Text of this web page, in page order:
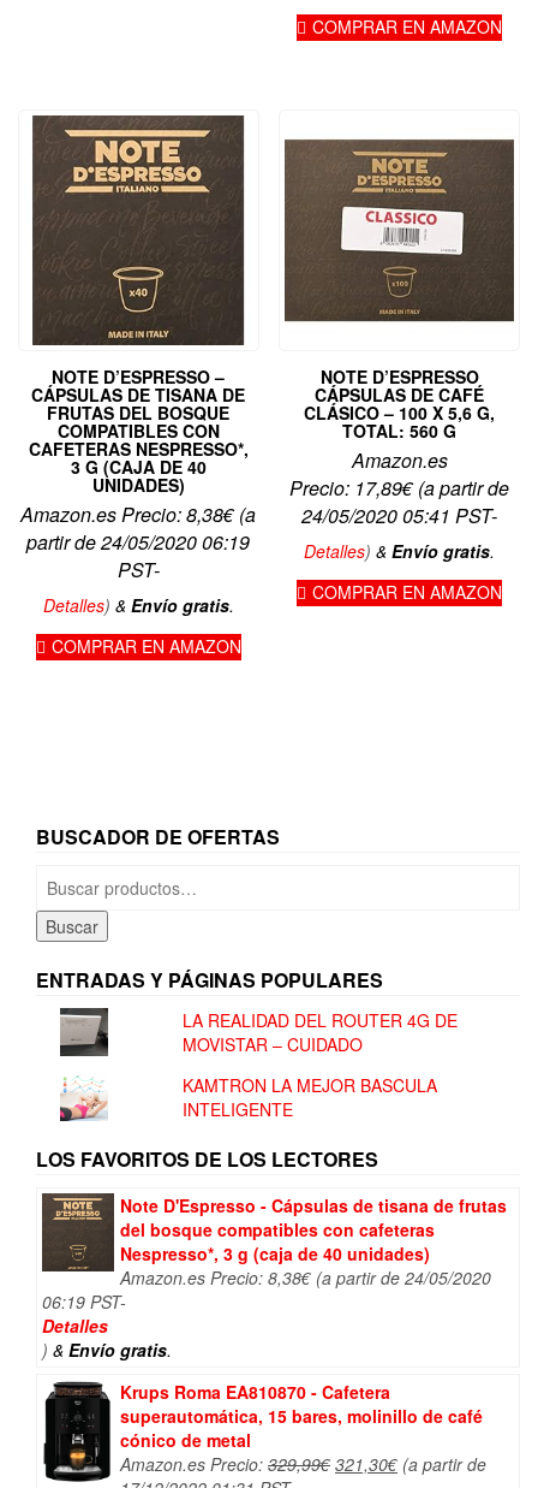
COMPRAR EN AMAZON
NOTE D’ESPRESSO –
CÁPSULAS DE TISANA DE
FRUTAS DEL BOSQUE
COMPATIBLES CON
CAFETERAS NESPRESSO*,
3 G (CAJA DE 40
UNIDADES)
Amazon.es Precio:8,38€(a
partir de 24/05/2020 06:19
PST-
Detalles) & Envío gratis.
COMPRAR EN AMAZON
NOTE D’ESPRESSO
CÁPSULAS DE CAFÉ
CLÁSICO – 100 X 5,6 G,
TOTAL: 560 G
Amazon.es
Precio: 17,89€(a partir de
24/05/2020 05:41 PST-
Detalles)&Envío gratis.
COMPRAR EN AMAZON
BUSCADOR DE OFERTAS
Buscar
por:
Buscar
ENTRADAS Y PÁGINAS POPULARES
LA REALIDAD DEL ROUTER 4G DE
MOVISTAR – CUIDADO
KAMTRON LA MEJOR BASCULA
INTELIGENTE
LOS FAVORITOS DE LOS LECTORES
Note D'Espresso - Cápsulas de tisana de frutas
del bosque compatibles con cafeteras
Nespresso*, 3 g (caja de 40 unidades)
Amazon.es Precio: 8,38€ (a partir de 24/05/2020
06:19 PST-
Detalles
) & Envío gratis.
Krups Roma EA810870 - Cafetera
superautomática, 15 bares, molinillo de café
cónico de metal
Amazon.es Precio: 329,99€ El
321,30€El(a partir de